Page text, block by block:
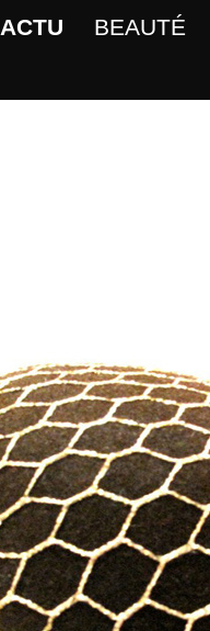
ACTU BEAUTÉ